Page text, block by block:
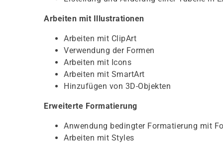
Arbeiten mit Illustrationen
Arbeiten mit ClipArt
Verwendung der Formen
Arbeiten mit Icons
Arbeiten mit SmartArt
Hinzufügen von 3D-Objekten
Erweiterte Formatierung
Anwendung bedingter Formatierung mit
Arbeiten mit Styles